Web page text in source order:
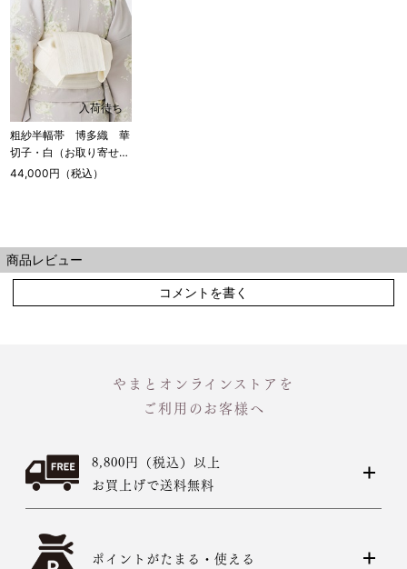
入荷待ち
粗紗半幅帯 博多織 華
切子・白（お取り寄せ
品）
44,000円（税込）
商品レビュー
コメントを書く
やまとオンラインストアを
ご利用のお客様へ
8,800円（税込）以上
お買上げで送料無料
ポイントがたまる・使える